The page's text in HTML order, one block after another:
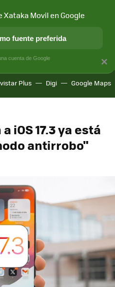
APLICACIONES
Plus Digi Google Maps
iOS 17.3 ya está
antirrobo"
×
Xataka Movil en Google
fuente preferida
cuenta de Google